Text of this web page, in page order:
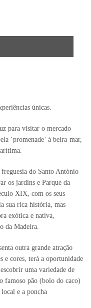
únicas.
para visitar o mercado
‘promenade’ à beira-mar,
freguesia do Santo António
os jardins e Parque da
XIX, com os seus
sua rica história, mas
exótica e nativa,
da Madeira.
outra grande atração
e cores, terá a oportunidade
uma variedade de
famoso pão (bolo do caco)
e a poncha